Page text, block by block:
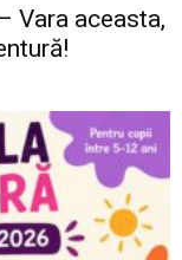
Vara aceasta,